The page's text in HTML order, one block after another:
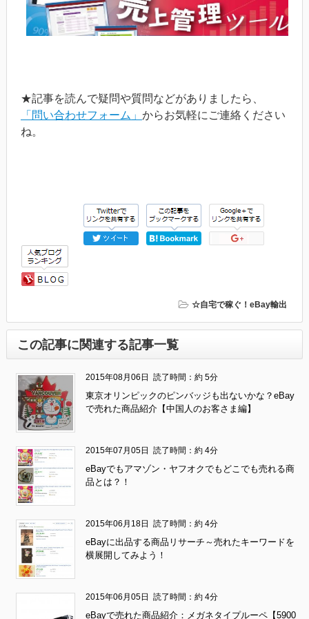
★記事を読んで疑問や質問などがありましたら、
「問い合わせフォーム」 からお気軽にご連絡ください
ね。
☆自宅で稼ぐ！eBay輸出
この記事に関連する記事一覧
2015年08月06日 読了時間：約 5分
東京オリンピックのピンバッジも出ないかな？eBay
で売れた商品紹介【中国人のお客さま編】
2015年07月05日 読了時間：約 4分
eBayでもアマゾン・ヤフオクでもどこでも売れる商
品とは？！
2015年06月18日 読了時間：約 4分
eBayに出品する商品リサーチ～売れたキーワードを
横展開してみよう！
2015年06月05日 読了時間：約 4分
eBayで売れた商品紹介：メガネタイプルーペ【5900